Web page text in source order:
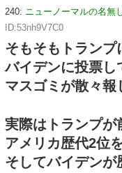
240: ニューノーマルの名無
ID:53nh9V7C0
そもそもトランプ
バイデンに投票し
マスゴミが散々報
実際はトランプが
アメリカ歴代2位
そしてバイデンが